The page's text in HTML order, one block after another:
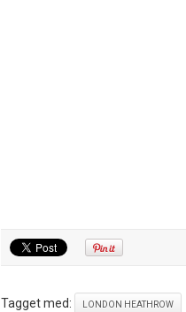
Tagget med: LONDON HEATHROW